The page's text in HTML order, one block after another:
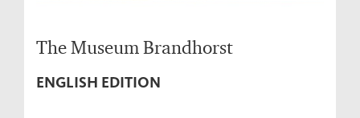
The Museum Brandhorst
ENGLISH EDITION